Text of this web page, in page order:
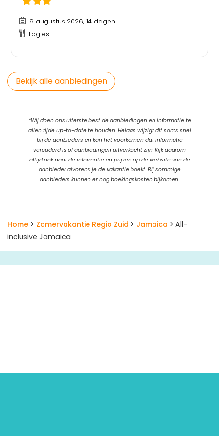
9 augustus 2026, 14 dagen
Logies
Bekijk alle aanbiedingen
*Wij doen ons uiterste best de aanbiedingen en informatie te
allen tijde up-to-date te houden. Helaas wijzigt dit soms snel
bij de aanbieders en kan het voorkomen dat informatie
verouderd is of aanbiedingen uitverkocht zijn. Kijk daarom
altijd ook naar de informatie en prijzen op de website van de
aanbieder alvorens je de vakantie boekt. Bij sommige
aanbieders kunnen er nog boekingskosten bijkomen.
Home > Zomervakantie Regio Zuid > Jamaica > All-
inclusive Jamaica